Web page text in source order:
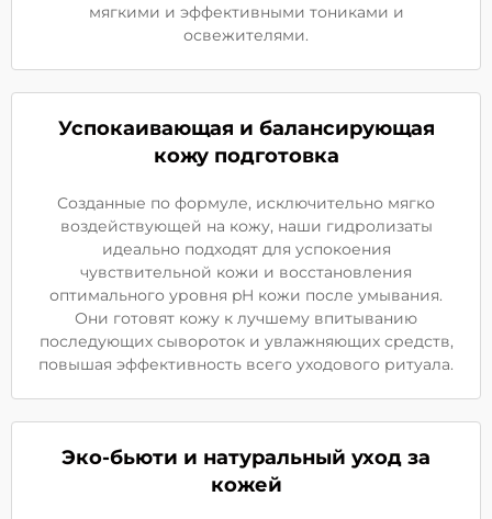
мягкими и эффективными тониками и
освежителями.
Успокаивающая и балансирующая
кожу подготовка
Созданные по формуле, исключительно мягко
воздействующей на кожу, наши гидролизаты
идеально подходят для успокоения
чувствительной кожи и восстановления
оптимального уровня pH кожи после умывания.
Они готовят кожу к лучшему впитыванию
последующих сывороток и увлажняющих средств,
повышая эффективность всего уходового ритуала.
Эко-бьюти и натуральный уход за
кожей